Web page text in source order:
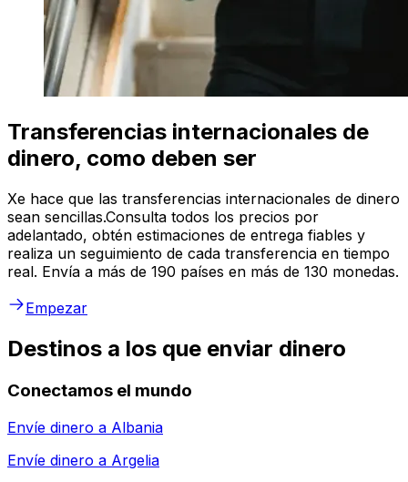
Transferencias internacionales de
dinero, como deben ser
Xe hace que las transferencias internacionales de dinero
sean sencillas.Consulta todos los precios por
adelantado, obtén estimaciones de entrega fiables y
realiza un seguimiento de cada transferencia en tiempo
real. Envía a más de 190 países en más de 130 monedas.
Empezar
Destinos a los que enviar dinero
Conectamos el mundo
Envíe dinero a Albania
Envíe dinero a Argelia